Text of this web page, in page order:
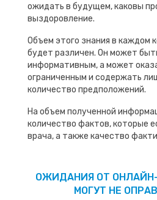
ожидать в будущем, каковы
выздоровление.
Объем этого знания в каждом
будет различен. Он может
информативным, а может
ограниченным и содержать
количество предположений.
На объем полученной
количество фактов, которые
врача, а также качество
ОЖИДАНИЯ ОТ
МОГУТ НЕ